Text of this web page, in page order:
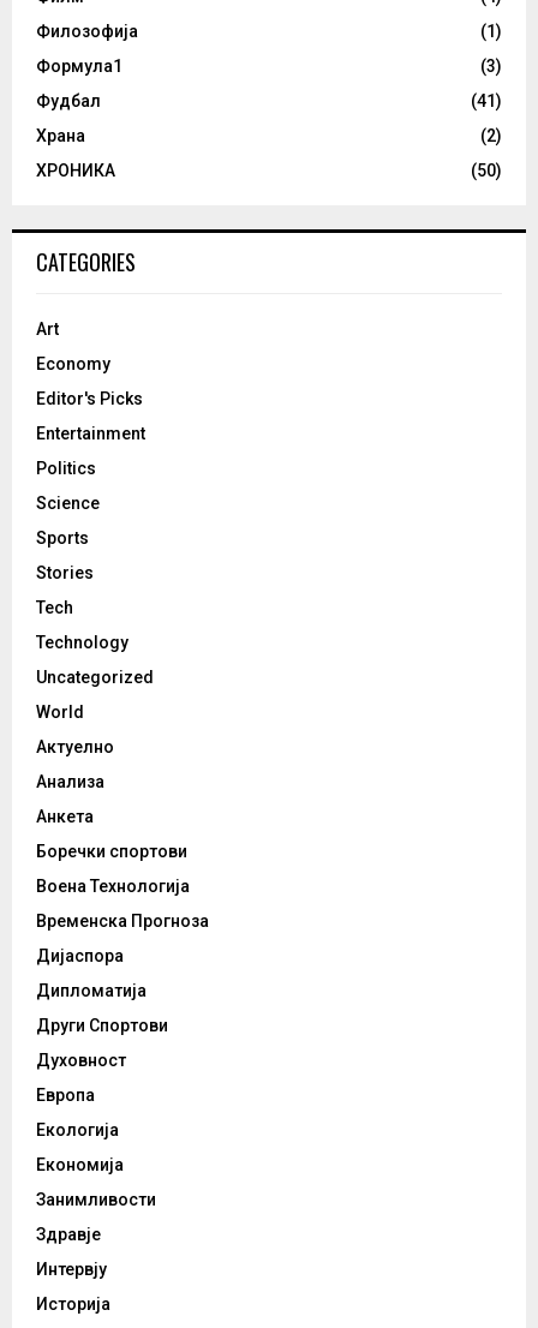
Филозофија
(1)
Формула1
(3)
Фудбал
(41)
Храна
(2)
ХРОНИКА
(50)
CATEGORIES
Art
Economy
Editor's Picks
Entertainment
Politics
Science
Sports
Stories
Tech
Technology
Uncategorized
World
Актуелно
Анализа
Анкета
Боречки спортови
Воена Технологија
Временска Прогноза
Дијаспора
Дипломатија
Други Спортови
Духовност
Европа
Екологија
Економија
Занимливости
Здравје
Интервју
Историја